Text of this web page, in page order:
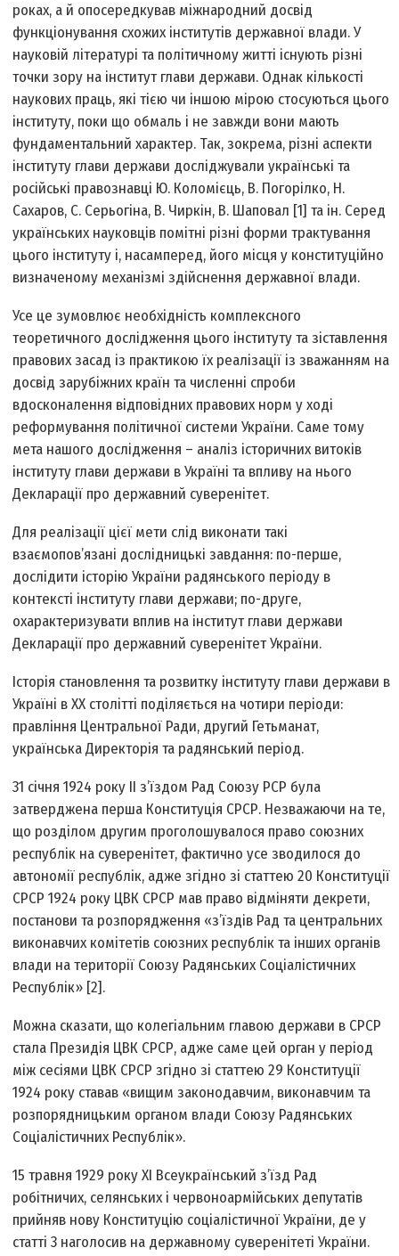
роках, а й опосередкував міжнародний досвід
функціонування схожих інститутів державної влади. У
науковій літературі та політичному житті існують різні
точки зору на інститут глави держави. Однак кількості
наукових праць, які тією чи іншою мірою стосуються цього
інституту, поки що обмаль і не завжди вони мають
фундаментальний характер. Так, зокрема, різні аспекти
інституту глави держави досліджували українські та
російські правознавці Ю. Коломієць, В. Погорілко, Н.
Сахаров, С. Серьогіна, В. Чиркін, В. Шаповал [1] та ін. Серед
українських науковців помітні різні форми трактування
цього інституту і, насамперед, його місця у конституційно
визначеному механізмі здійснення державної влади.
Усе це зумовлює необхідність комплексного
теоретичного дослідження цього інституту та зіставлення
правових засад із практикою їх реалізації із зважанням на
досвід зарубіжних країн та численні спроби
вдосконалення відповідних правових норм у ході
реформування політичної системи України. Саме тому
мета нашого дослідження – аналіз історичних витоків
інституту глави держави в Україні та впливу на нього
Декларації про державний суверенітет.
Для реалізації цієї мети слід виконати такі
взаємопов’язані дослідницькі завдання: по-перше,
дослідити історію України радянського періоду в
контексті інституту глави держави; по-друге,
охарактеризувати вплив на інститут глави держави
Декларації про державний суверенітет України.
Історія становлення та розвитку інституту глави держави в
Україні в ХХ столітті поділяється на чотири періоди:
правління Центральної Ради, другий Гетьманат,
українська Директорія та радянський період.
31 січня 1924 року ІІ з’їздом Рад Союзу РСР була
затверджена перша Конституція СРСР. Незважаючи на те,
що розділом другим проголошувалося право союзних
республік на суверенітет, фактично усе зводилося до
автономії республік, адже згідно зі статтею 20 Конституції
СРСР 1924 року ЦВК СРСР мав право відміняти декрети,
постанови та розпорядження «з’їздів Рад та центральних
виконавчих комітетів союзних республік та інших органів
влади на території Союзу Радянських Соціалістичних
Республік» [2].
Можна сказати, що колегіальним главою держави в СРСР
стала Президія ЦВК СРСР, адже саме цей орган у період
між сесіями ЦВК СРСР згідно зі статтею 29 Конституції
1924 року ставав «вищим законодавчим, виконавчим та
розпорядницьким органом влади Союзу Радянських
Соціалістичних Республік».
15 травня 1929 року ХІ Всеукраїнський з’їзд Рад
робітничих, селянських і червоноармійських депутатів
прийняв нову Конституцію соціалістичної України, де у
статті 3 наголосив на державному суверенітеті України.